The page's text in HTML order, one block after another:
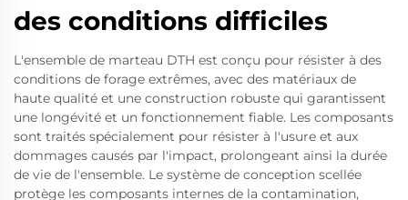
des conditions difficiles
L'ensemble de marteau DTH est conçu pour résister à des
conditions de forage extrêmes, avec des matériaux de
haute qualité et une construction robuste qui garantissent
une longévité et un fonctionnement fiable. Les composants
sont traités spécialement pour résister à l'usure et aux
dommages causés par l'impact, prolongeant ainsi la durée
de vie de l'ensemble. Le système de conception scellée
protège les composants internes de la contamination,